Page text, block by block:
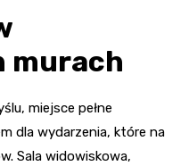
murach
miejsce pełne
dla wydarzenia, które na
Sala widowiskowa,